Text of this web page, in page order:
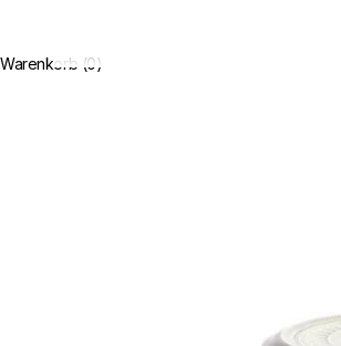
Warenkorb (0)